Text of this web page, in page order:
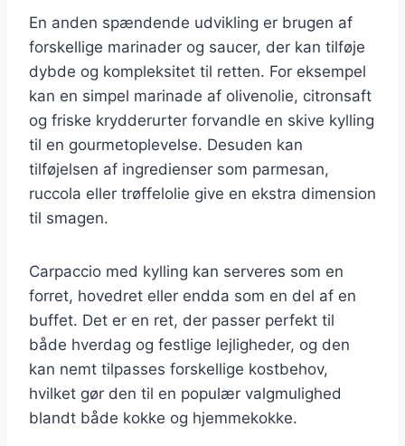
En anden spændende udvikling er brugen af
forskellige marinader og saucer, der kan tilføje
dybde og kompleksitet til retten. For eksempel
kan en simpel marinade af olivenolie, citronsaft
og friske krydderurter forvandle en skive kylling
til en gourmetoplevelse. Desuden kan
tilføjelsen af ingredienser som parmesan,
ruccola eller trøffelolie give en ekstra dimension
til smagen.
Carpaccio med kylling kan serveres som en
forret, hovedret eller endda som en del af en
buffet. Det er en ret, der passer perfekt til
både hverdag og festlige lejligheder, og den
kan nemt tilpasses forskellige kostbehov,
hvilket gør den til en populær valgmulighed
blandt både kokke og hjemmekokke.